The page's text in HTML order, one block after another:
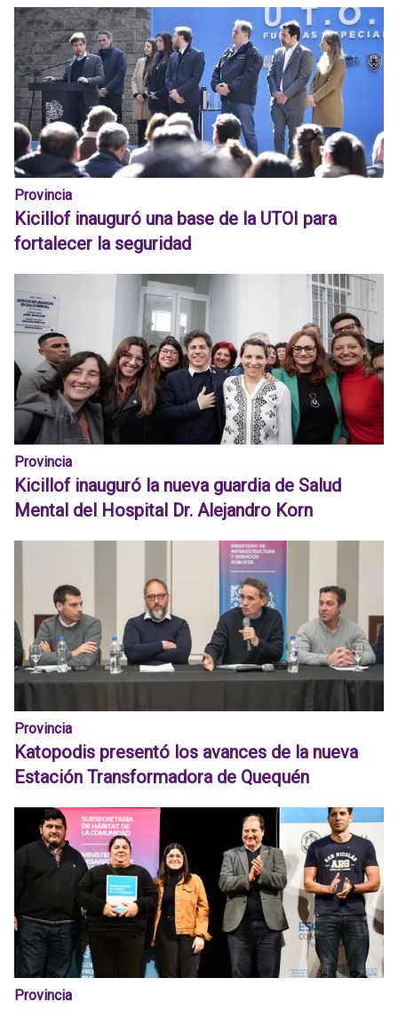
Provincia
Kicillof inauguró una base de la UTOI para
fortalecer la seguridad
Provincia
Kicillof inauguró la nueva guardia de Salud
Mental del Hospital Dr. Alejandro Korn
Provincia
Katopodis presentó los avances de la nueva
Estación Transformadora de Quequén
Provincia